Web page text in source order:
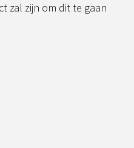
zal zijn om dit te gaan